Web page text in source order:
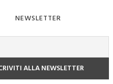
NEWSLETTER